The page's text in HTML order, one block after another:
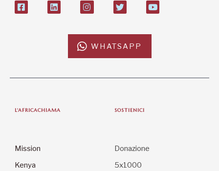
WHATSAPP
L'AFRICACHIAMA
Mission
Kenya
SOSTIENICI
Donazione
5x1000